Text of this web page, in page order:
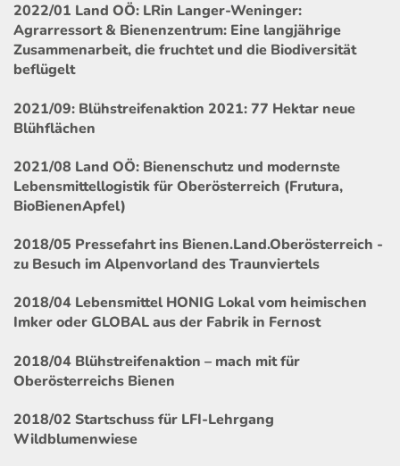
2022/01 Land OÖ: LRin Langer-Weninger:
Agrarressort & Bienenzentrum: Eine langjährige
Zusammenarbeit, die fruchtet und die Biodiversität
beflügelt
2021/09: Blühstreifenaktion 2021: 77 Hektar neue
Blühflächen
2021/08 Land OÖ: Bienenschutz und modernste
Lebensmittellogistik für Oberösterreich (Frutura,
BioBienenApfel)
2018/05 Pressefahrt ins Bienen.Land.Oberösterreich -
zu Besuch im Alpenvorland des Traunviertels
2018/04 Lebensmittel HONIG Lokal vom heimischen
Imker oder GLOBAL aus der Fabrik in Fernost
2018/04 Blühstreifenaktion – mach mit für
Oberösterreichs Bienen
2018/02 Startschuss für LFI-Lehrgang
Wildblumenwiese